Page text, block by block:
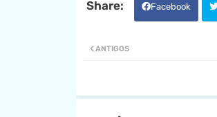
Facebook
ANTIGOS